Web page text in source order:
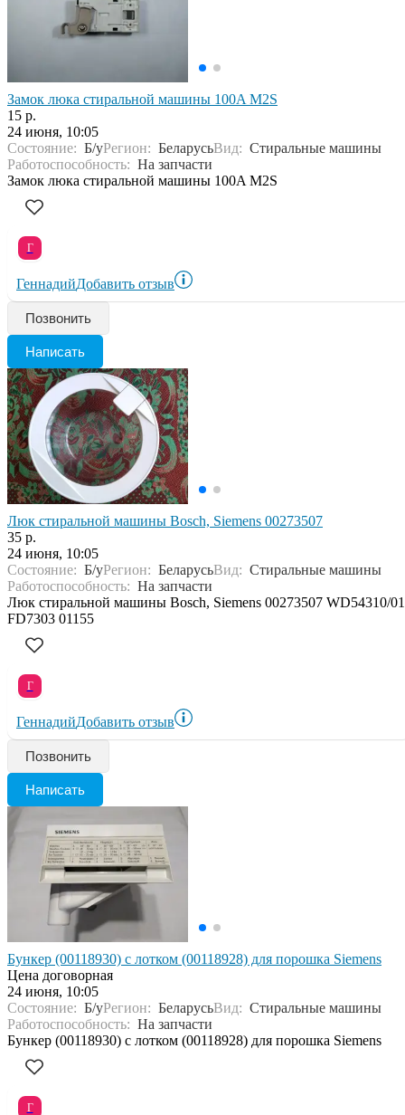
Замок люка стиральной машины 100A M2S
15 р.
24 июня, 10:05
Состояние: Б/уРегион: БеларусьВид: Стиральные машины
Работоспособность: На запчасти
Замок люка стиральной машины 100A M2S
Г
ГеннадийДобавить отзыв
Позвонить
Написать
Люк стиральной машины Bosch, Siemens 00273507
35 р.
24 июня, 10:05
Состояние: Б/уРегион: БеларусьВид: Стиральные машины
Работоспособность: На запчасти
Люк стиральной машины Bosch, Siemens 00273507 WD54310/01
FD7303 01155
Г
ГеннадийДобавить отзыв
Позвонить
Написать
Бункер (00118930) с лотком (00118928) для порошка Siemens
Цена договорная
24 июня, 10:05
Состояние: Б/уРегион: БеларусьВид: Стиральные машины
Работоспособность: На запчасти
Бункер (00118930) с лотком (00118928) для порошка Siemens
Г